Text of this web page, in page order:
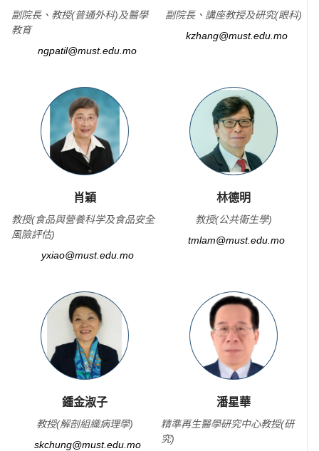
副院長、教授(普通外科)及醫學
教育
ngpatil@must.edu.mo
副院長、講座教授及研究(眼科)
kzhang@must.edu.mo
肖穎
教授(食品與營養科学及食品安全
風險評估)
yxiao@must.edu.mo
林德明
教授(公共衛生學)
tmlam@must.edu.mo
鍾金淑子
教授(解剖組織病理學)
skchung@must.edu.mo
潘星華
精準再生醫學研究中心教授(研
究)